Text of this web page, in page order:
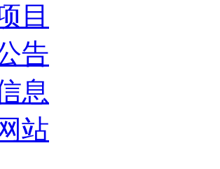
目
告
息
站